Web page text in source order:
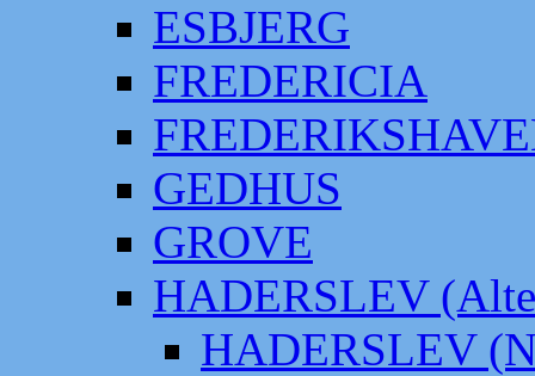
ESBJERG
FREDERICIA
GEDHUS
GROVE
HADERSLEV
HADERSLEV